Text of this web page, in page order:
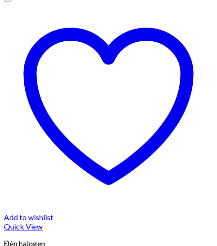
Add to wishlist
Quick View
Đèn halogen